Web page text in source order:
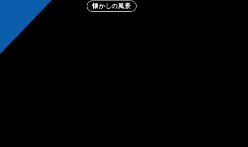
懐かしの風景